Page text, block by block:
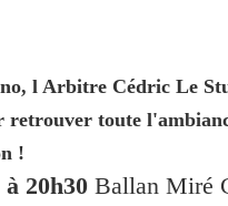
l Arbitre Cédric Le
retrouver toute
!
20h30 Ballan Miré